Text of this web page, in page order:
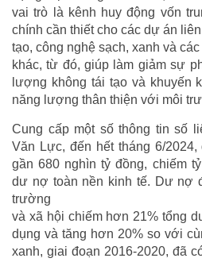
vai trò là kênh huy động vốn
chính cần thiết cho các dự án
tạo, công nghệ sạch, xanh và
khác, từ đó, giúp làm giảm sự
lượng không tái tạo và khuyến
năng lượng thân thiện với môi
Cung cấp một số thông tin số
Văn Lực, đến hết tháng 6/
gần 680 nghìn tỷ đồng, chiếm
dư nợ toàn nền kinh tế. Dư nợ
trường
và xã hội chiếm hơn 21% tổng
dụng và tăng hơn 20% so với
xanh, giai đoạn 2016-2020, đã